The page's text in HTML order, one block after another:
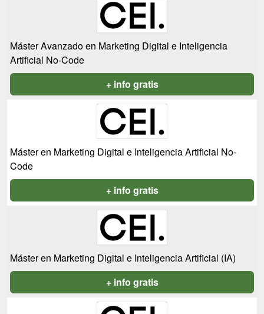
Máster Avanzado en Marketing Digital e Inteligencia
Artificial No-Code
+ info gratis
Máster en Marketing Digital e Inteligencia Artificial No-
Code
+ info gratis
Máster en Marketing Digital e Inteligencia Artificial (IA)
+ info gratis